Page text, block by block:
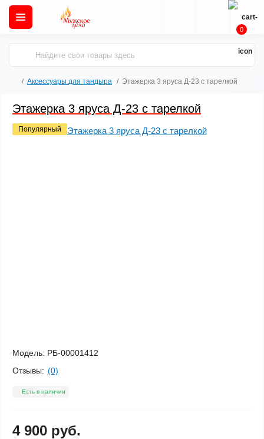
0
Аксессуары для тандыра Этажерка 3 яруса Д-23 с тарелкой
Этажерка 3 яруса Д-23 с тарелкой
Популярный
Модель: РБ-00001412
Отзывы: (0)
Есть в наличии
4 900 руб.